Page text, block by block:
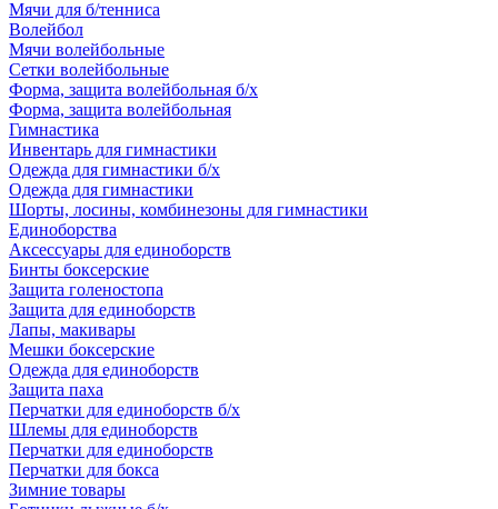
Мячи для б/тенниса
Волейбол
Мячи волейбольные
Сетки волейбольные
Форма, защита волейбольная б/х
Форма, защита волейбольная
Гимнастика
Инвентарь для гимнастики
Одежда для гимнастики б/х
Одежда для гимнастики
Шорты, лосины, комбинезоны для гимнастики
Единоборства
Аксессуары для единоборств
Бинты боксерские
Защита голеностопа
Защита для единоборств
Лапы, макивары
Мешки боксерские
Одежда для единоборств
Защита паха
Перчатки для единоборств б/х
Шлемы для единоборств
Перчатки для единоборств
Перчатки для бокса
Зимние товары